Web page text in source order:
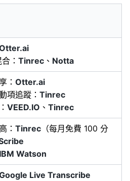
： Tinrec 、 Notta
： Otter.ai
項追蹤： Tinrec
VEED.IO 、 Tinrec
： Tinrec （每月免費 100 分
IBM Watson
Live Transcribe